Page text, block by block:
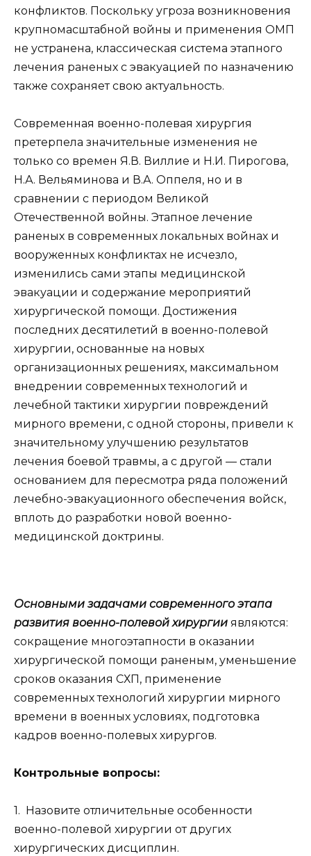
конфликтов. Поскольку угроза возникновения
крупномасштабной войны и применения ОМП
не устранена, классическая система этапного
лечения раненых с эвакуацией по назначению
также сохраняет свою актуальность.
Современная военно-полевая хирургия
претерпела значительные изменения не
только со времен Я.В. Виллие и Н.И. Пирогова,
Н.А. Вельяминова и В.А. Оппеля, но и в
сравнении с периодом Великой
Отечественной войны. Этапное лечение
раненых в современных локальных войнах и
вооруженных конфликтах не исчезло,
изменились сами этапы медицинской
эвакуации и содержание мероприятий
хирургической помощи. Достижения
последних десятилетий в военно-полевой
хирургии, основанные на новых
организационных решениях, максимальном
внедрении современных технологий и
лечебной тактики хирургии повреждений
мирного времени, с одной стороны, привели к
значительному улучшению результатов
лечения боевой травмы, а с другой — стали
основанием для пересмотра ряда положений
лечебно-эвакуационного обеспечения войск,
вплоть до разработки новой военно-
медицинской доктрины.
Основными задачами современного этапа
развития военно-полевой хирургии являются:
сокращение многоэтапности в оказании
хирургической помощи раненым, уменьшение
сроков оказания СХП, применение
современных технологий хирургии мирного
времени в военных условиях, подготовка
кадров военно-полевых хирургов.
Контрольные вопросы:
1. Назовите отличительные особенности
военно-полевой хирургии от других
хирургических дисциплин.